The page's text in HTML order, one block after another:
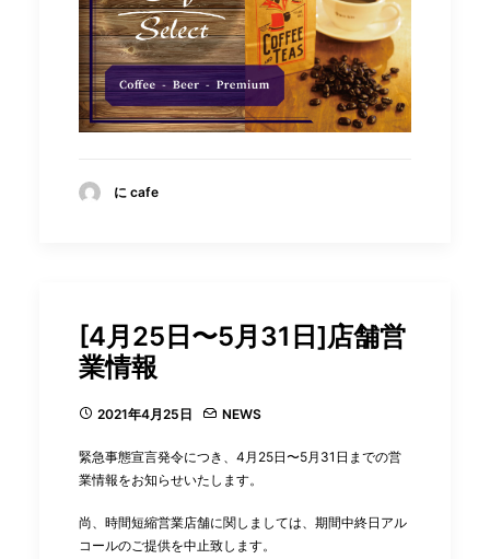
に cafe
[4月25日〜5月31日]店舗営
業情報
2021年4月25日 NEWS
緊急事態宣言発令につき、4月25日〜5月31日までの営
業情報をお知らせいたします。
尚、時間短縮営業店舗に関しましては、期間中終日アル
コールのご提供を中止致します。